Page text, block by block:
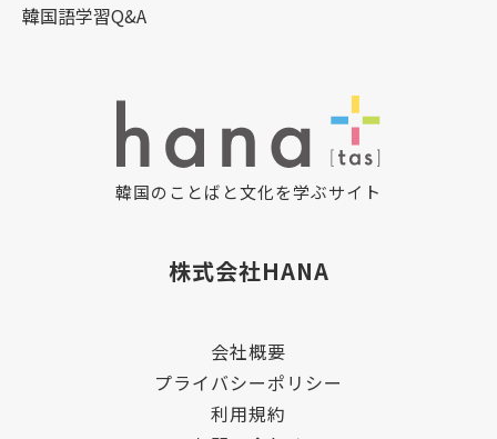
韓国語学習Q&A
韓国のことばと文化を学ぶサイト
株式会社HANA
会社概要
プライバシーポリシー
利用規約